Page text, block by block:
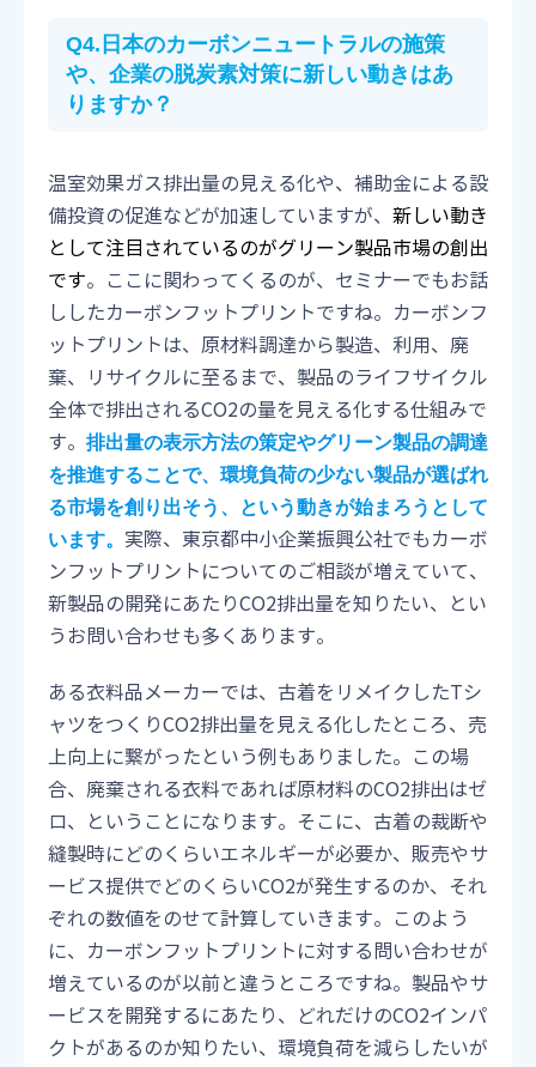
Q4.日本のカーボンニュートラルの施策
や、企業の脱炭素対策に新しい動きはあ
りますか？
温室効果ガス排出量の見える化や、補助金による設
備投資の促進などが加速していますが、 新しい動き
として注目されているのがグリーン製品市場の創出
です。ここに関わってくるのが、セミナーでもお話
ししたカーボンフットプリントですね。カーボンフ
ットプリントは、原材料調達から製造、利用、廃
棄、リサイクルに至るまで、製品のライフサイクル
全体で排出されるCO2の量を見える化する仕組みで
す。 排出量の表示方法の策定やグリーン製品の調達
を推進することで、環境負荷の少ない製品が選ばれ
る市場を創り出そう、という動きが始まろうとして
います。 実際、東京都中小企業振興公社でもカーボ
ンフットプリントについてのご相談が増えていて、
新製品の開発にあたりCO2排出量を知りたい、とい
うお問い合わせも多くあります。
ある衣料品メーカーでは、古着をリメイクしたTシ
ャツをつくりCO2排出量を見える化したところ、売
上向上に繋がったという例もありました。この場
合、廃棄される衣料であれば原材料のCO2排出はゼ
ロ、ということになります。そこに、古着の裁断や
縫製時にどのくらいエネルギーが必要か、販売やサ
ービス提供でどのくらいCO2が発生するのか、それ
ぞれの数値をのせて計算していきます。このよう
に、カーボンフットプリントに対する問い合わせが
増えているのが以前と違うところですね。製品やサ
ービスを開発するにあたり、どれだけのCO2インパ
クトがあるのか知りたい、環境負荷を減らしたいが